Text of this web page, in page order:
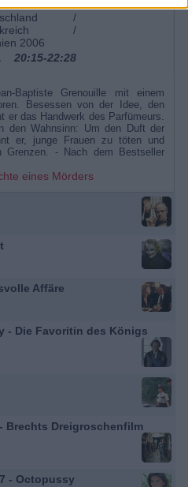
/
/
2006
20:15-22:28
Baptiste Grenouille mit einem
Besessen von der Idee, den
er das Handwerk des Parfümeurs.
den Wahnsinn: Um den Duft der
er, junge Frauen zu töten und
Grenzen. - Nach dem Bestseller
eines Mörders
Affäre
- Die Favoritin des Königs
Brechts Dreigroschenfilm
- Octopussy